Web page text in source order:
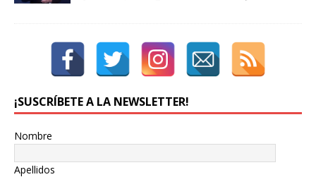
¡SUSCRÍBETE A LA NEWSLETTER!
Nombre
Apellidos